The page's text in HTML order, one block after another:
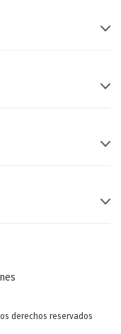
derechos reservados